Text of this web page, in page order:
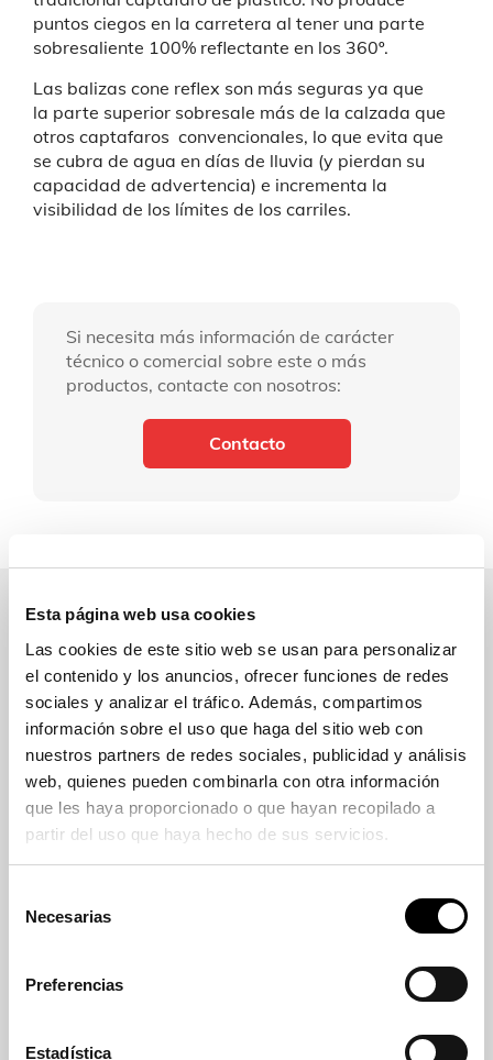
Esta página web usa cookies
Las cookies de este sitio web se usan para personalizar
el contenido y los anuncios, ofrecer funciones de redes
sociales y analizar el tráfico. Además, compartimos
información sobre el uso que haga del sitio web con
nuestros partners de redes sociales, publicidad y análisis
web, quienes pueden combinarla con otra información
que les haya proporcionado o que hayan recopilado a
partir del uso que haya hecho de sus servicios.
Necesarias
Preferencias
Estadística
puntos ciegos en la carretera al tener una parte
sobresaliente 100% reflectante en los 360º.
Las balizas cone reflex son más seguras ya que
la parte superior sobresale más de la calzada que
otros captafaros convencionales, lo que evita que
se cubra de agua en días de lluvia (y pierdan su
capacidad de advertencia) e incrementa la
visibilidad de los límites de los carriles.
Si necesita más información de carácter
técnico o comercial sobre este o más
productos, contacte con nosotros:
Contacto
Ficha técnica
Descripción
Baliza reflectante anti-deslizante en vidrio
templado de alta calidad. Ideal para reforzar
la señalización horizontal lateral de carreteras
y vías rápidas.
Materiales
Baliza reflectante en vidrio templado de alta
azul y rojo.